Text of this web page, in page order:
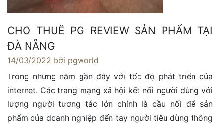
CHO THUÊ PG REVIEW SẢN PHẨM TẠI
ĐÀ NẴNG
14/03/2022 bởi pgworld
Trong những năm gần đây với tốc độ phát triển của
internet. Các trang mạng xã hội kết nối người dùng với
lượng người tương tác lớn chính là cầu nối để sản
phẩm của doanh nghiệp đến tay người tiêu dùng thông